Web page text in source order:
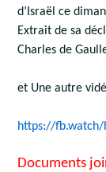
d’Israël ce
Extrait de sa
Charles de
et Une autre
https://fb.watch/
Documents